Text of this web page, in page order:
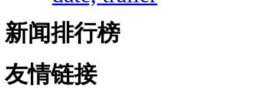
新闻排行榜
友情链接